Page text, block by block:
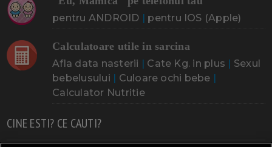
pentru ANDROID | pentru IOS (Apple)
Calculatoare utile in sarcina
Afla data nasterii | Cate Kg. in plus | Sexul
bebelusului | Culoare ochi bebe |
Calculator Nutritie
CINE ESTI? CE CAUTI?